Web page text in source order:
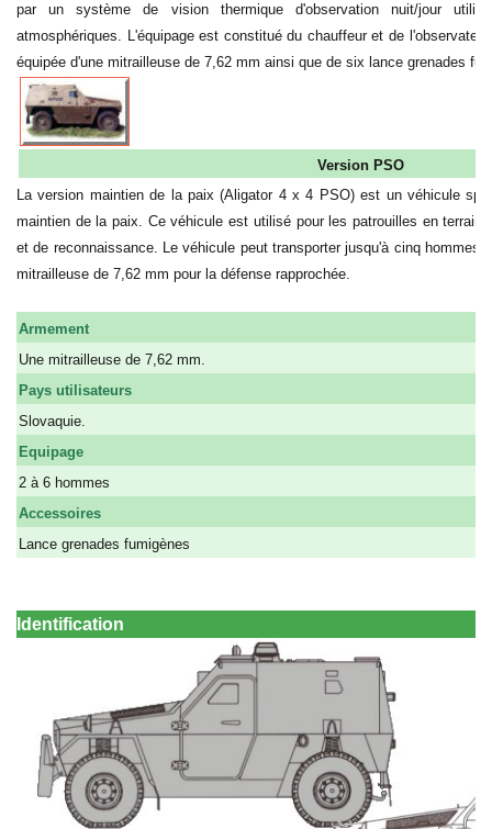
par un système de vision thermique d'observation nuit/jour
atmosphériques. L'équipage est constitué du chauffeur et de
équipée d'une mitrailleuse de 7,62 mm ainsi que de six lance grenades
Version PSO
La version maintien de la paix (Aligator 4 x 4 PSO) est un véhicule
maintien de la paix. Ce véhicule est utilisé pour les patrouilles en terrain
et de reconnaissance. Le véhicule peut transporter jusqu'à cinq hommes
mitrailleuse de 7,62 mm pour la défense rapprochée.
Armement
Une mitrailleuse de 7,62 mm.
Pays utilisateurs
Slovaquie.
Equipage
2 à 6 hommes
Accessoires
Lance grenades fumigènes
Identification